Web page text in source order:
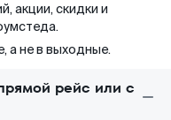
акции, скидки и
а не в выходные.
рейс или с